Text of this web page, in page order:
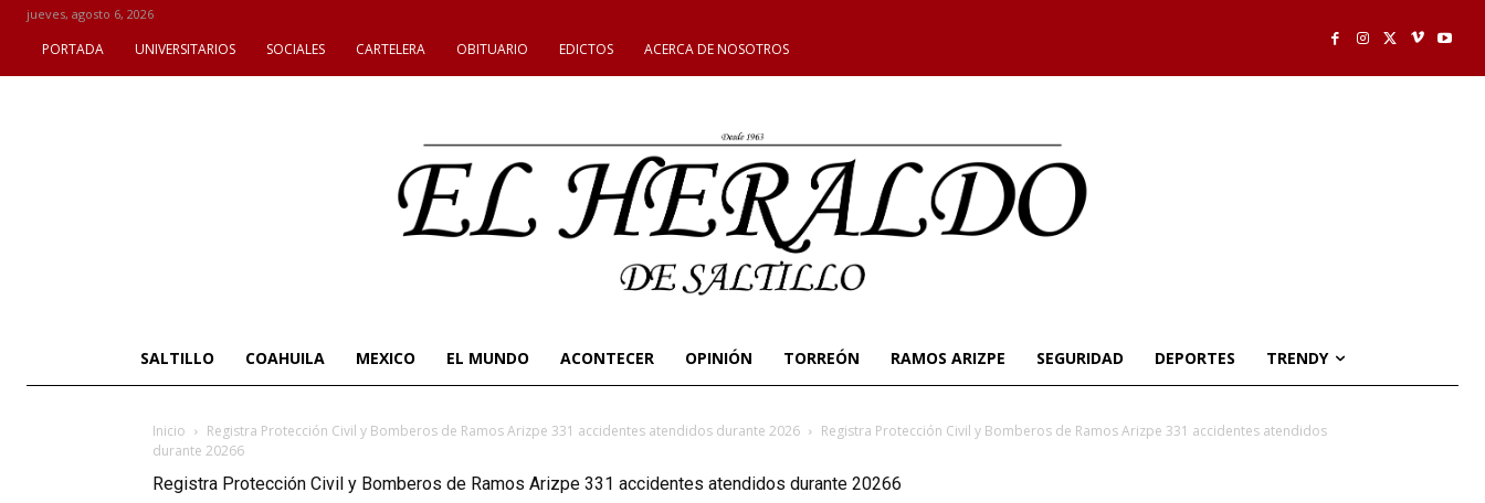
jueves, agosto 6, 2026
PORTADA UNIVERSITARIOS SOCIALES CARTELERA OBITUARIO EDICTOS ACERCA DE NOSOTROS
SALTILLO COAHUILA MEXICO EL MUNDO ACONTECER OPINIÓN TORREÓN RAMOS ARIZPE SEGURIDAD DEPORTES TRENDY
Inicio Registra Protección Civil y Bomberos de Ramos Arizpe 331 accidentes atendidos durante 2026
Registra Protección Civil y Bomberos de Ramos Arizpe 331 accidentes atendidos
durante 20266
Registra Protección Civil y Bomberos de Ramos Arizpe 331 accidentes atendidos durante 20266